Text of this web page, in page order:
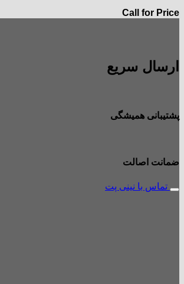
Call for Price
ارسال سریع
پشتیبانی همیشگی
ضمانت اصالت
تماس با نینی پت